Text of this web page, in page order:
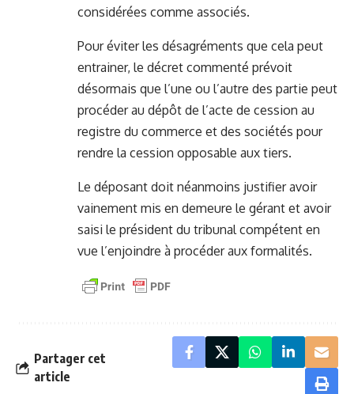
considérées comme associés.
Pour éviter les désagréments que cela peut
entrainer, le décret commenté prévoit
désormais que l’une ou l’autre des partie peut
procéder au dépôt de l’acte de cession au
registre du commerce et des sociétés pour
rendre la cession opposable aux tiers.
Le déposant doit néanmoins justifier avoir
vainement mis en demeure le gérant et avoir
saisi le président du tribunal compétent en
vue l’enjoindre à procéder aux formalités.
Partager cet
article